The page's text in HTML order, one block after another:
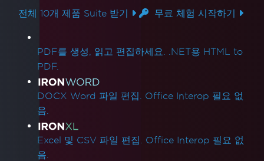
전체 10개 제품 Suite 받기 무료 체험 시작하기
제품 링크
PDF를 생성, 읽고 편집하세요. .NET용 HTML to
PDF.
DOCX Word 파일 편집. Office Interop 필요 없
음.
Excel 및 CSV 파일 편집. Office Interop 필요 없
음.